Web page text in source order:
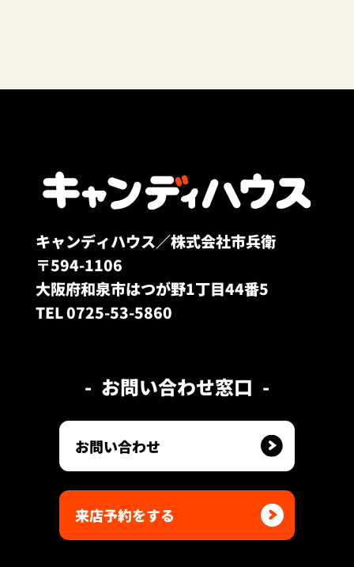
キャンディハウス／株式会社市兵衛
〒594-1106
大阪府和泉市はつが野1丁目44番5
TEL 0725-53-5860
お問い合わせ窓口
お問い合わせ
来店予約をする